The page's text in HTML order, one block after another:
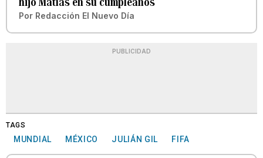
Por Redacción El Nuevo Día
PUBLICIDAD
TAGS
MUNDIAL MÉXICO JULIÁN GIL FIFA